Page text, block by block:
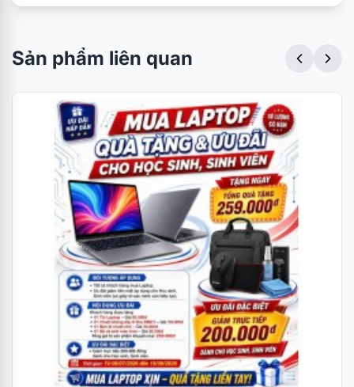
Sản phẩm liên quan